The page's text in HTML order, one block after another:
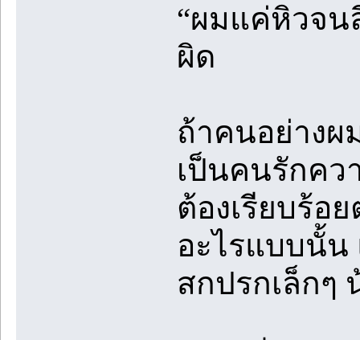
“ผมแค่หิวจน
ผิด
ถ้าคนอย่างผ
เป็นคนรักคว
ต้องเรียบร้อ
อะไรแบบนั้
สกปรกเล็กๆ